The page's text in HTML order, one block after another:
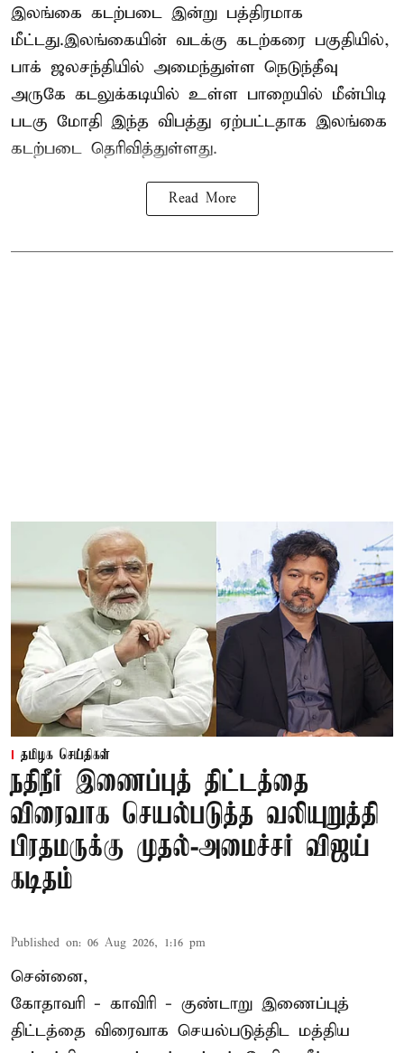
இலங்கை கடற்படை இன்று பத்திரமாக
மீட்டது.இலங்கையின் வடக்கு கடற்கரை பகுதியில்,
பாக் ஜலசந்தியில் அமைந்துள்ள நெடுந்தீவு
அருகே கடலுக்கடியில் உள்ள பாறையில் மீன்பிடி
படகு மோதி இந்த விபத்து ஏற்பட்டதாக இலங்கை
கடற்படை தெரிவித்துள்ளது.
Read More
தமிழக செய்திகள்
நதிநீர் இணைப்புத் திட்டத்தை
விரைவாக செயல்படுத்த வலியுறுத்தி
பிரதமருக்கு முதல்-அமைச்சர் விஜய்
கடிதம்
Published on: 06 Aug 2026, 1:16 pm
சென்னை,
கோதாவரி - காவிரி - குண்டாறு இணைப்புத்
திட்டத்தை விரைவாக செயல்படுத்திட மத்திய